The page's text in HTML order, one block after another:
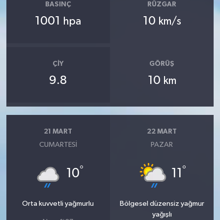
BASINÇ
1001 hpa
RÜZGAR
10 km/s
ÇIY
9.8
GÖRÜŞ
10 km
21 MART
CUMARTESI
10°
Orta kuvvetli yağmurlu
22 MART
PAZAR
11 °
Bölgesel düzensiz yağmur
yağışlı